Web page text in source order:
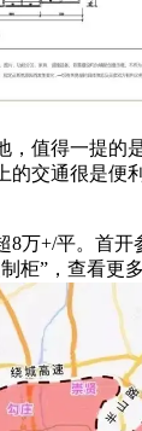
，值得一提的
的交通很是便
+/平。首开
柜”，查看更多